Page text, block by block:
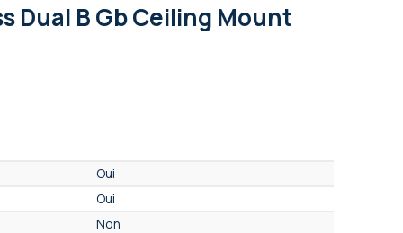
Dual B Gb Ceiling Mount
Oui
Oui
Non